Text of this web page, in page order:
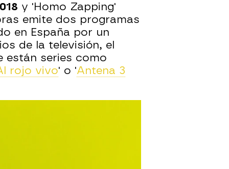
y 'Homo Zapping'
emite dos programas
en España por un
de la televisión, el
están series como
rojo vivo' o 'Antena 3